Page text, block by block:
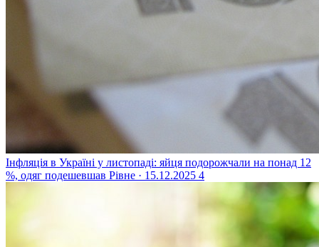
Інфляція в Україні у листопаді: яйця подорожчали на понад 12
%, одяг подешевшав Рівне · 15.12.2025 4